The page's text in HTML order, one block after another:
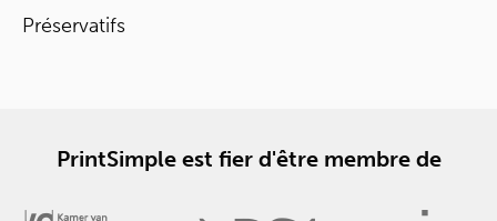
Préservatifs
PrintSimple est fier d'être membre de